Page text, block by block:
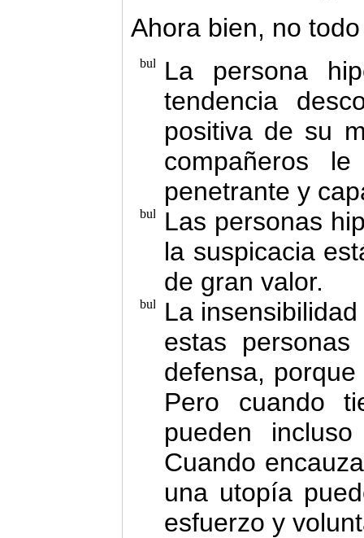
Ahora bien, no
La persona
tendencia
positiva de su
compañeros
penetrante y
Las personas
la suspicacia
de gran valor.
La
estas
defensa,
Pero cuando
pueden
Cuando
una utopía
esfuerzo y